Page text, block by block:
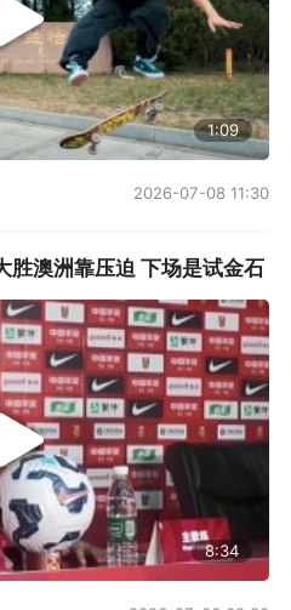
1:09
2026-07-08 11:30
胜澳洲靠压迫 下场是试金石
8:34